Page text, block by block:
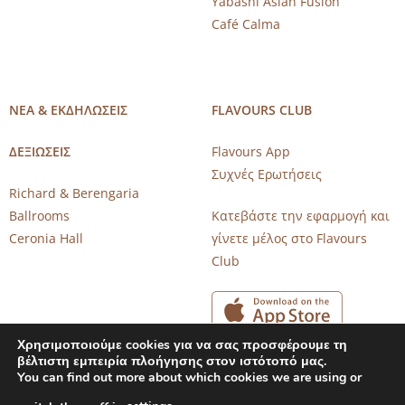
Café Calma
ΝΕΑ & ΕΚΔΗΛΩΣΕΙΣ
ΔΕΞΙΩΣΕΙΣ
Richard & Berengaria
Ballrooms
Ceronia Hall
FLAVOURS CLUB
Flavours App
Συχνές Ερωτήσεις
Κατεβάστε την εφαρμογή και
γίνετε μέλος στο Flavours
Club
Χρησιμοποιούμε cookies για να σας προσφέρουμε τη
βέλτιστη εμπειρία πλοήγησης στον ιστότοπό μας.
You can find out more about which cookies we are using or